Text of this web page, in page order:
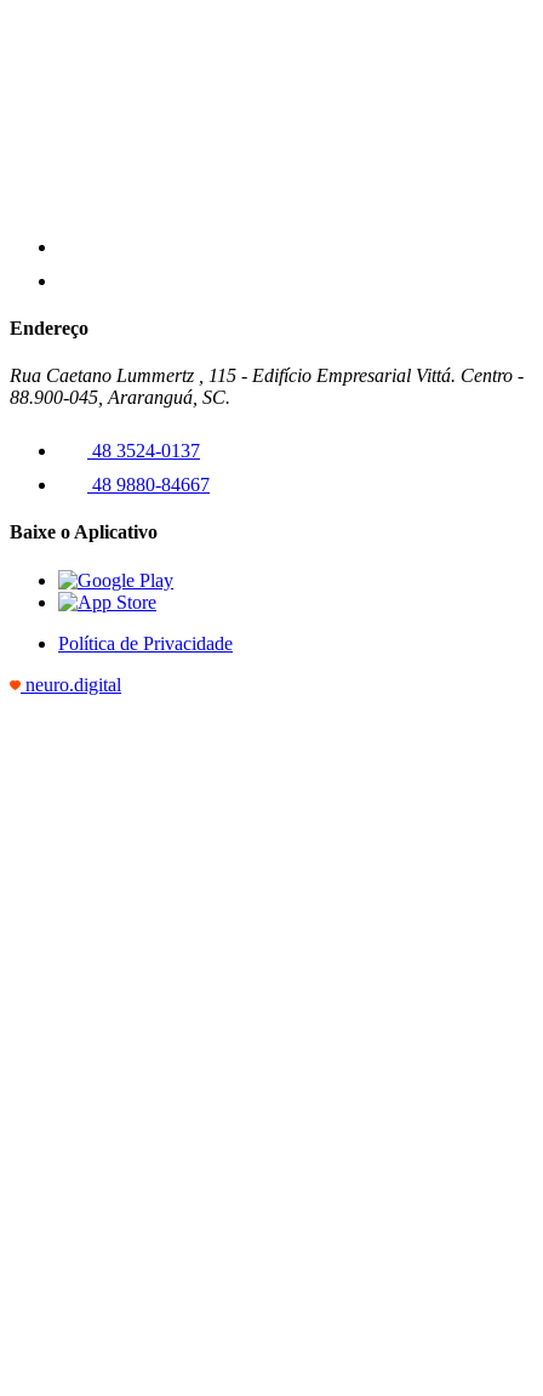
Endereço
Rua Caetano Lummertz , 115 - Edifício Empresarial Vittá. Centro -
88.900-045, Araranguá, SC.
48 3524-0137
48 9880-84667
Baixe o Aplicativo
Política de Privacidade
neuro.digital